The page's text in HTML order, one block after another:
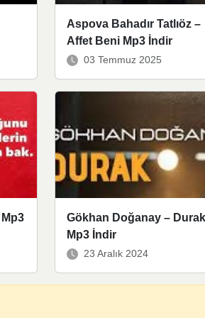
Aspova Bahadır Tatlıöz –
Affet Beni Mp3 İndir
03 Temmuz 2025
Gökhan Doğanay – Durak
Mp3 İndir
23 Aralık 2024